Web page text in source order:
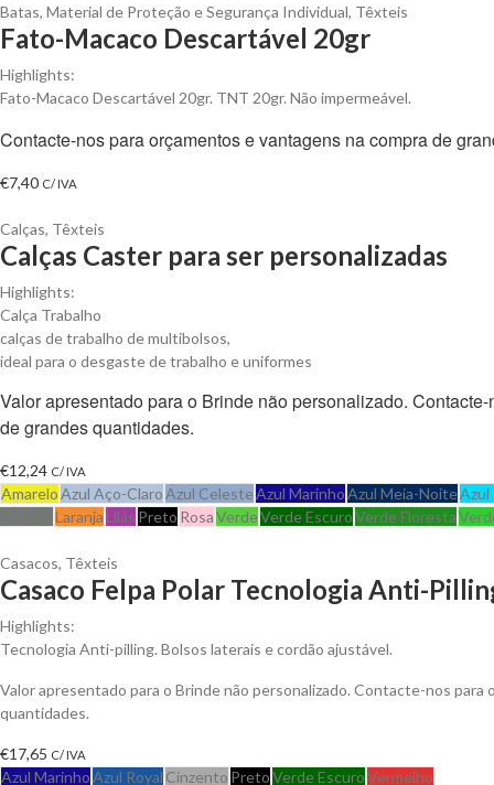
Batas, Material de Proteção e Segurança Individual, Têxteis
Fato-Macaco Descartável 20gr
Highlights:
Fato-Macaco Descartável 20gr. TNT 20gr. Não impermeável.
Contacte-nos para orçamentos e vantagens na compra de
€7,40 C/ IVA
Calças, Têxteis
Calças Caster para ser personalizadas
Highlights:
Calça Trabalho
calças de trabalho de multibolsos,
ideal para o desgaste de trabalho e uniformes
Valor apresentado para o Brinde não personalizado.
de grandes quantidades.
€12,24 C/ IVA
AmareloAzul Aço-ClaroAzul CelesteAzul MarinhoAzul Meia-NoiteAzul
Laranja Lilás Preto RosaVerdeVerde EscuroVerde Floresta
Casacos, Têxteis
Casaco Felpa Polar Tecnologia Anti-
Highlights:
Tecnologia Anti-pilling. Bolsos laterais e cordão ajustável.
Valor apresentado para o Brinde não personalizado. Contacte-nos
quantidades.
€17,65 C/ IVA
Azul MarinhoAzul Royal Cinzento PretoVerde EscuroVermelho